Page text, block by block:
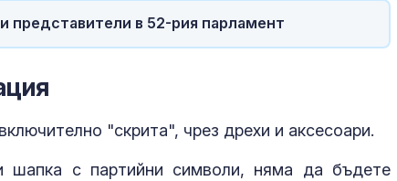
представители в 52-рия парламент
"скрита", чрез дрехи и аксесоари.
шапка с партийни символи, няма да бъдете
се справя
Раздават безплатна
дни заради
Кървене след секс –
Почти половината
изключително